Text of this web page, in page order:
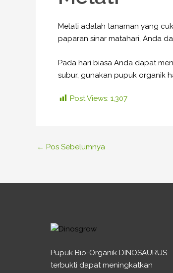
Melati adalah tanaman yang
paparan sinar matahari, Anda
Pada hari biasa Anda dapat
subur, gunakan pupuk organik
Post Views: 1,307
← Pos Sebelumnya
Pupuk Bio-Organik DINOSAURUS
terbukti dapat meningkatkan